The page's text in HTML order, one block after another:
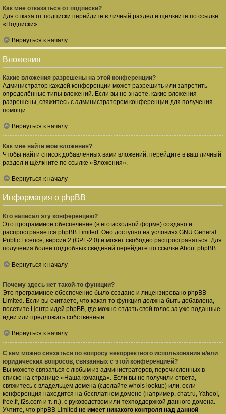
Как мне отказаться от подписки?
Для отказа от подписки перейдите в личный раздел и щёлкните по ссылке
«Подписки».
Вернуться к началу
Вложения
Какие вложения разрешены на этой конференции?
Администратор каждой конференции может разрешить или запретить
определённые типы вложений. Если вы не знаете, какие вложения
разрешены, свяжитесь с администратором конференции для получения
помощи.
Вернуться к началу
Как мне найти мои вложения?
Чтобы найти список добавленных вами вложений, перейдите в ваш личный
раздел и щёлкните по ссылке «Вложения».
Вернуться к началу
Информация о phpBB
Кто написал эту конференцию?
Это программное обеспечение (в его исходной форме) создано и
распространяется phpBB Limited . Оно доступно на условиях GNU General
Public Licence, версии 2 (GPL-2.0) и может свободно распространяться. Для
получения более подробных сведений перейдите по ссылке About phpBB.
Вернуться к началу
Почему здесь нет такой-то функции?
Это программное обеспечение было создано и лицензировано phpBB
Limited. Если вы считаете, что какая-то функция должна быть добавлена,
посетите Центр идей phpBB, где можно отдать свой голос за уже поданные
идеи или предложить собственные.
Вернуться к началу
С кем можно связаться по вопросу некорректного использования и/или
юридических вопросов, связанных с этой конференцией?
Вы можете связаться с любым из администраторов, перечисленных в
списке на странице «Наша команда». Если вы не получили ответа,
свяжитесь с владельцем домена (сделайте whois lookup) или, если
конференция находится на бесплатном домене (например, chat.ru, Yahoo!,
free.fr, f2s.com и т. п.), с руководством или техподдержкой данного домена.
Учтите, что phpBB Limited не имеет никакого контроля над данной